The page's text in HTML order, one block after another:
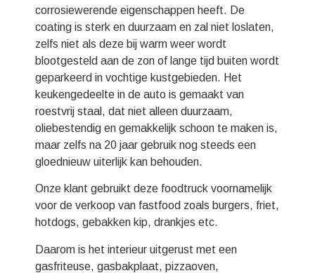
corrosiewerende eigenschappen heeft. De
coating is sterk en duurzaam en zal niet loslaten,
zelfs niet als deze bij warm weer wordt
blootgesteld aan de zon of lange tijd buiten wordt
geparkeerd in vochtige kustgebieden. Het
keukengedeelte in de auto is gemaakt van
roestvrij staal, dat niet alleen duurzaam,
oliebestendig en gemakkelijk schoon te maken is,
maar zelfs na 20 jaar gebruik nog steeds een
gloednieuw uiterlijk kan behouden.
Onze klant gebruikt deze foodtruck voornamelijk
voor de verkoop van fastfood zoals burgers, friet,
hotdogs, gebakken kip, drankjes etc.
Daarom is het interieur uitgerust met een
gasfriteuse, gasbakplaat, pizzaoven,